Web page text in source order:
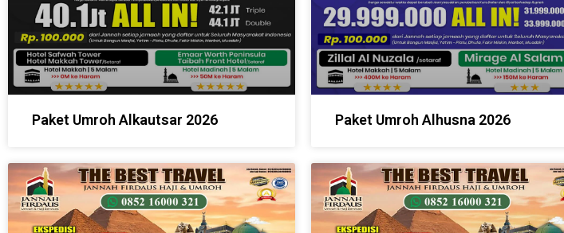
Paket Umroh Alkautsar 2026 Paket Umroh Alhusna 2026